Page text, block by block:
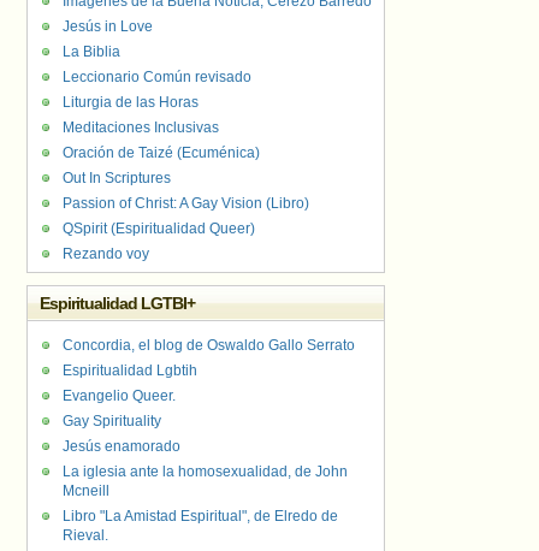
Jesús in Love
La Biblia
Leccionario Común revisado
Liturgia de las Horas
Meditaciones Inclusivas
Oración de Taizé (Ecuménica)
Out In Scriptures
Passion of Christ: A Gay Vision (Libro)
QSpirit (Espiritualidad Queer)
Rezando voy
Espiritualidad LGTBI+
Concordia, el blog de Oswaldo Gallo Serrato
Espiritualidad Lgbtih
Evangelio Queer.
Gay Spirituality
Jesús enamorado
La iglesia ante la homosexualidad, de John
Mcneill
Libro "La Amistad Espiritual", de Elredo de
Rieval.